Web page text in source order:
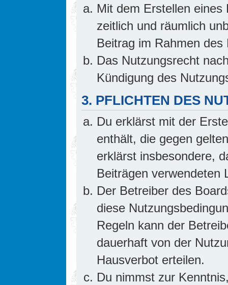
Mit dem Erstellen
zeitlich und räumlich
Beitrag im Rahmen
Das Nutzungsrecht
Kündigung des
3. PFLICHTEN DES
Du erklärst mit der
enthält, die gegen
erklärst insbesondere,
Beiträgen verwendeten
Der Betreiber des
diese
Regeln kann der
dauerhaft von der
Hausverbot erteilen.
Du nimmst zur